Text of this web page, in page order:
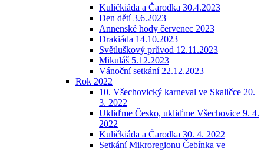
Kuličkiáda a Čarodka 30.4.2023
Den dětí 3.6.2023
Annenské hody červenec 2023
Drakiáda 14.10.2023
Světluškový průvod 12.11.2023
Mikuláš 5.12.2023
Vánoční setkání 22.12.2023
Rok 2022
10. Všechovický karneval ve Skaličce 20.
3. 2022
Ukliďme Česko, ukliďme Všechovice 9. 4.
2022
Kuličkiáda a Čarodka 30. 4. 2022
Setkání Mikroregionu Čebínka ve